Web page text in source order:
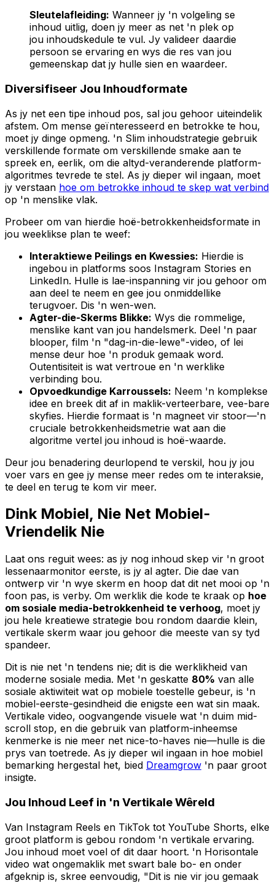
Sleutelafleiding: Wanneer jy 'n volgeling se
inhoud uitlig, doen jy meer as net 'n plek op
jou inhoudskedule te vul. Jy valideer daardie
persoon se ervaring en wys die res van jou
gemeenskap dat jy hulle sien en waardeer.
Diversifiseer Jou Inhoudformate
As jy net een tipe inhoud pos, sal jou gehoor uiteindelik
afstem. Om mense geïnteresseerd en betrokke te hou,
moet jy dinge opmeng. 'n Slim inhoudstrategie gebruik
verskillende formate om verskillende smake aan te
spreek en, eerlik, om die altyd-veranderende platform-
algoritmes tevrede te stel. As jy dieper wil ingaan, moet
jy verstaan hoe om betrokke inhoud te skep wat verbind
op 'n menslike vlak.
Probeer om van hierdie hoë-betrokkenheidsformate in
jou weeklikse plan te weef:
Interaktiewe Peilings en Kwessies: Hierdie is
ingebou in platforms soos Instagram Stories en
LinkedIn. Hulle is lae-inspanning vir jou gehoor om
aan deel te neem en gee jou onmiddellike
terugvoer. Dis 'n wen-wen.
Agter-die-Skerms Blikke: Wys die rommelige,
menslike kant van jou handelsmerk. Deel 'n paar
blooper, film 'n "dag-in-die-lewe"-video, of lei
mense deur hoe 'n produk gemaak word.
Outentisiteit is wat vertroue en 'n werklike
verbinding bou.
Opvoedkundige Karroussels: Neem 'n komplekse
idee en breek dit af in maklik-verteerbare, vee-bare
skyfies. Hierdie formaat is 'n magneet vir stoor—'n
cruciale betrokkenheidsmetrie wat aan die
algoritme vertel jou inhoud is hoë-waarde.
Deur jou benadering deurlopend te verskil, hou jy jou
voer vars en gee jy mense meer redes om te interaksie,
te deel en terug te kom vir meer.
Dink Mobiel, Nie Net Mobiel-
Vriendelik Nie
Laat ons reguit wees: as jy nog inhoud skep vir 'n groot
lessenaarmonitor eerste, is jy al agter. Die dae van
ontwerp vir 'n wye skerm en hoop dat dit net mooi op 'n
foon pas, is verby. Om werklik die kode te kraak op hoe
om sosiale media-betrokkenheid te verhoog, moet jy
jou hele kreatiewe strategie bou rondom daardie klein,
vertikale skerm waar jou gehoor die meeste van sy tyd
spandeer.
Dit is nie net 'n tendens nie; dit is die werklikheid van
moderne sosiale media. Met 'n geskatte 80% van alle
sosiale aktiwiteit wat op mobiele toestelle gebeur, is 'n
mobiel-eerste-gesindheid die enigste een wat sin maak.
Vertikale video, oogvangende visuele wat 'n duim mid-
scroll stop, en die gebruik van platform-inheemse
kenmerke is nie meer net nice-to-haves nie—hulle is die
prys van toetrede. As jy dieper wil ingaan in hoe mobiel
bemarking hergestal het, bied Dreamgrow 'n paar groot
insigte.
Jou Inhoud Leef in 'n Vertikale Wêreld
Van Instagram Reels en TikTok tot YouTube Shorts, elke
groot platform is gebou rondom 'n vertikale ervaring.
Jou inhoud moet voel of dit daar hoort. 'n Horisontale
video wat ongemaklik met swart bale bo- en onder
afgeknip is, skree eenvoudig, "Dit is nie vir jou gemaak